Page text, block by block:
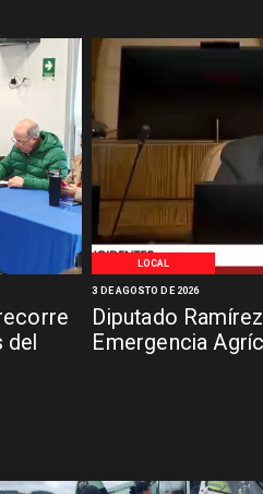
LOCAL
Diputado
Emergencia
3 DE AGOSTO DE 2026